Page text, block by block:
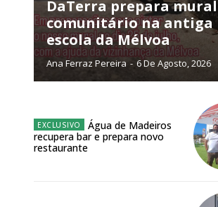
ANUAL
online
Exclusivos para
anual
DaTerra prepara mural
comunitário na antiga
escola da Mélvoa
Ana Ferraz Pereira - 6 De Agosto, 2026
Água de Madeiros
recupera bar e prepara novo
restaurante